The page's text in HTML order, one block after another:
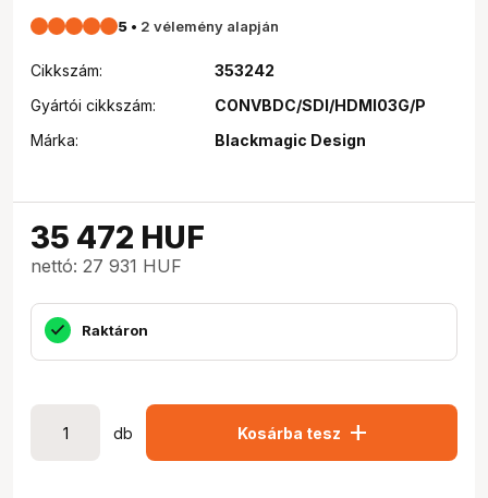
5 • 2 vélemény alapján
Cikkszám:
353242
Gyártói cikkszám:
CONVBDC/SDI/HDMI03G/P
Márka:
Blackmagic Design
35 472 HUF
nettó: 27 931 HUF
Raktáron
db Kosárba tesz add